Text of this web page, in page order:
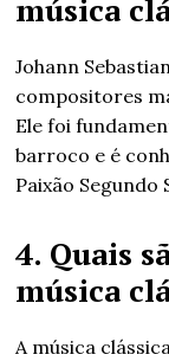
música
Johann
compositores
Ele foi
barroco e é
Paixão Segundo
4. Quais
música
A música